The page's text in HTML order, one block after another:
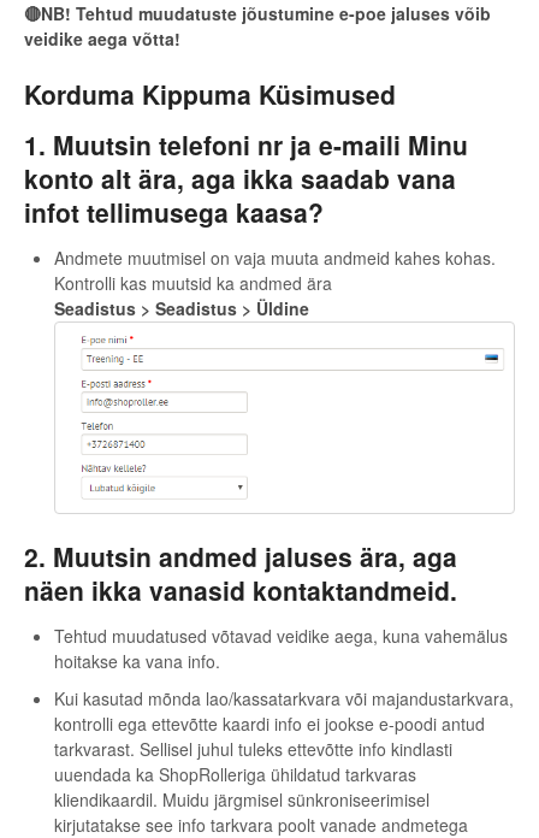
🔴NB! Tehtud muudatuste jõustumine e-poe jaluses võib
veidike aega võtta!
Korduma Kippuma Küsimused
1. Muutsin telefoni nr ja e-maili Minu
konto alt ära, aga ikka saadab vana
infot tellimusega kaasa?
Andmete muutmisel on vaja muuta andmeid kahes kohas.
Kontrolli kas muutsid ka andmed ära
Seadistus > Seadistus > Üldine
2. Muutsin andmed jaluses ära, aga
näen ikka vanasid kontaktandmeid.
Tehtud muudatused võtavad veidike aega, kuna vahemälus
hoitakse ka vana info.
Kui kasutad mõnda lao/kassatarkvara või majandustarkvara,
kontrolli ega ettevõtte kaardi info ei jookse e-poodi antud
tarkvarast. Sellisel juhul tuleks ettevõtte info kindlasti
uuendada ka ShopRolleriga ühildatud tarkvaras
kliendikaardil. Muidu järgmisel sünkroniseerimisel
kirjutatakse see info tarkvara poolt vanade andmetega